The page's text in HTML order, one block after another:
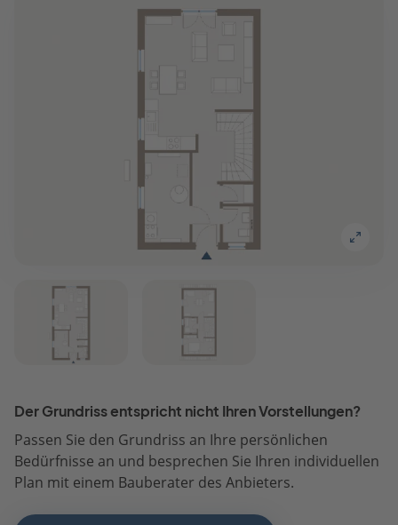
Der Grundriss entspricht nicht Ihren Vorstellungen?
Passen Sie den Grundriss an Ihre persönlichen
Bedürfnisse an und besprechen Sie Ihren individuellen
Plan mit einem Bauberater des Anbieters.